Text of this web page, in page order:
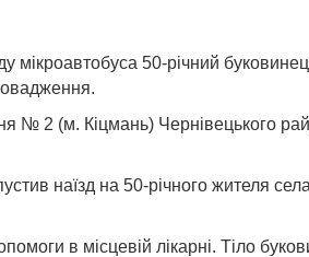
мікроавтобуса 50-річний
№ 2 (м. Кіцмань) Чернівецького
наїзд на 50-річного жителя
в місцевій лікарні. Тіло